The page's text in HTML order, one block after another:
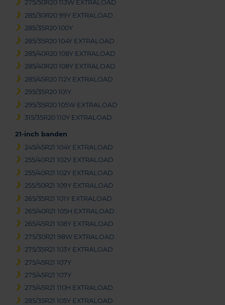
275/50R20 113W EXTRALOAD
285/30R20 99Y EXTRALOAD
285/35R20 100Y
285/35R20 104Y EXTRALOAD
285/40R20 108Y EXTRALOAD
285/40R20 108Y EXTRALOAD
285/45R20 112Y EXTRALOAD
295/35R20 101Y
295/35R20 105W EXTRALOAD
315/35R20 110Y EXTRALOAD
21-inch banden
245/45R21 104Y EXTRALOAD
255/40R21 102V EXTRALOAD
255/40R21 102Y EXTRALOAD
255/50R21 109Y EXTRALOAD
265/35R21 101Y EXTRALOAD
265/40R21 105H EXTRALOAD
265/45R21 108Y EXTRALOAD
275/30R21 98W EXTRALOAD
275/35R21 103Y EXTRALOAD
275/45R21 107Y
275/45R21 107Y
275/45R21 110H EXTRALOAD
285/35R21 105Y EXTRALOAD